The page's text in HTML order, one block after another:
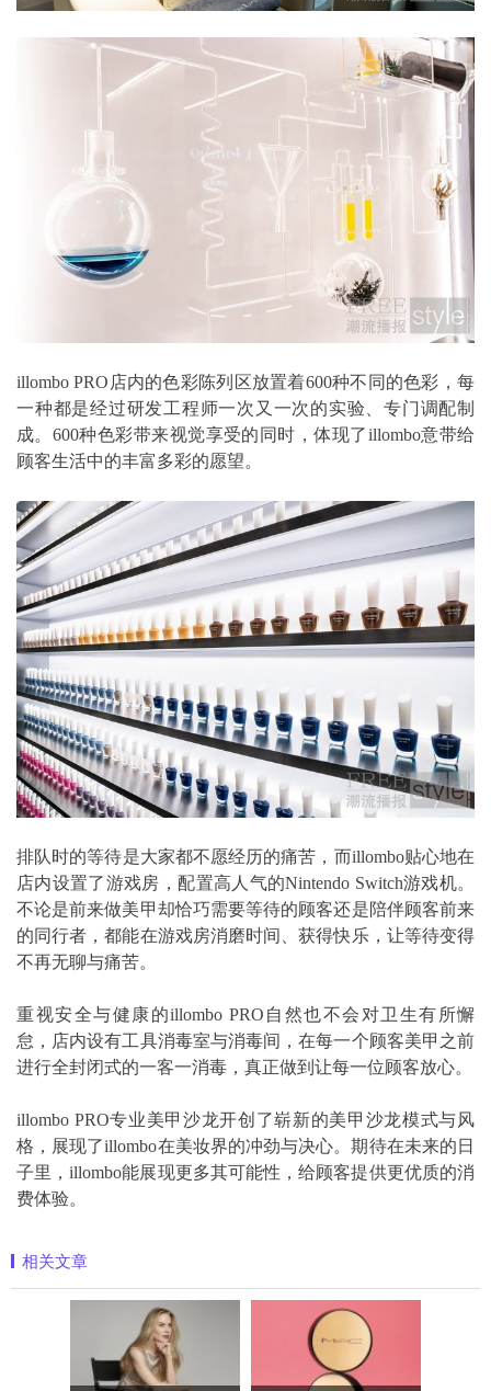
illombo PRO店内的色彩陈列区放置着600种不同的色彩，每
一种都是经过研发工程师一次又一次的实验、专门调配制
成。600种色彩带来视觉享受的同时，体现了illombo意带给
顾客生活中的丰富多彩的愿望。
排队时的等待是大家都不愿经历的痛苦，而illombo贴心地在
店内设置了游戏房，配置高人气的Nintendo Switch游戏机。
不论是前来做美甲却恰巧需要等待的顾客还是陪伴顾客前来
的同行者，都能在游戏房消磨时间、获得快乐，让等待变得
不再无聊与痛苦。
重视安全与健康的illombo PRO自然也不会对卫生有所懈
怠，店内设有工具消毒室与消毒间，在每一个顾客美甲之前
进行全封闭式的一客一消毒，真正做到让每一位顾客放心。
illombo PRO专业美甲沙龙开创了崭新的美甲沙龙模式与风
格，展现了illombo在美妆界的冲劲与决心。期待在未来的日
子里，illombo能展现更多其可能性，给顾客提供更优质的消
费体验。
相关文章